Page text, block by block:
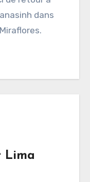
dans
Lima